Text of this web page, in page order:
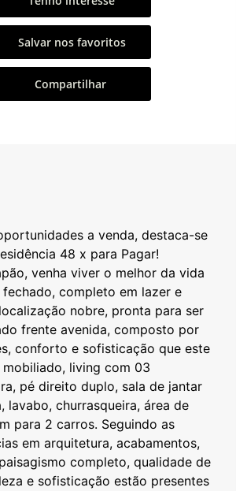
Salvar nos favoritos
Compartilhar
a venda, destaca-se
48 x para Pagar!
venha viver o melhor da vida
completo em lazer e
nobre, pronta para ser
frente avenida, composto por
conforto e sofisticação que este
living com 03
pé direito duplo, sala de jantar
lavabo, churrasqueira, área de
para 2 carros. Seguindo as
em arquitetura, acabamentos,
completo, qualidade de
e sofisticação estão presentes